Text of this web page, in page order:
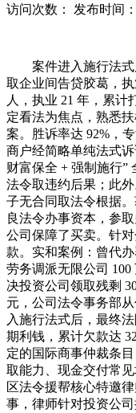
访问次数： 发布时间
案件进入施行法式
取企业间告贷胶葛，
人，执业 21 年，累计
定看法为焦点，熟悉
案。胜诉率达 92%，
商户经简略单纯法式
财富保全 + 强制施行”
法令取违约后果；此
子无合同取法令根据
良法令办事资本，参
公司保障了买卖。针
款。实和案例：曾代
劳务调派无限公司
决投资公司领取残剩
元，公司法令事务部
入施行法式后，最终
期利钱，累计欠款达
定的国际商事仲裁条
取能力、现金交付常
区法令援帮核心特邀
事，律师针对投资公